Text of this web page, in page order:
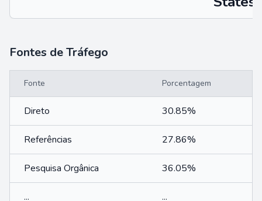
Fontes de Tráfego
Fonte Porcentagem
Direto 30.85%
Referências 27.86%
Pesquisa Orgânica 36.05%
... ...